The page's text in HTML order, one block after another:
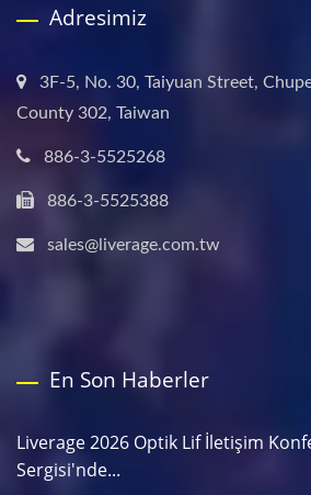
Adresimiz
3F-5, No. 30, Taiyuan Street,
County 302, Taiwan
886-3-5525268
886-3-5525388
sales@liverage.com.tw
En Son Haberler
Liverage 2026 Optik Lif İletişim
Sergisi'nde...